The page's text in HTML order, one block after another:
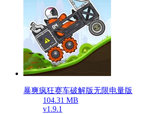
暴爽疯狂赛车破解版无限电量版
104.31 MB
v1.9.1